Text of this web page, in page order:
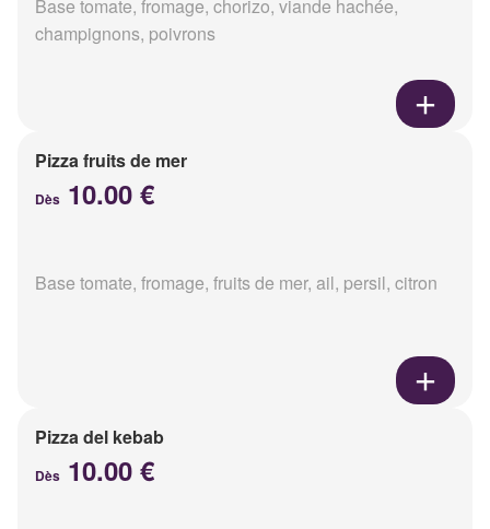
Base tomate, fromage, chorizo, viande hachée,
champignons, poivrons
Pizza fruits de mer
Dès 10.00 €
Base tomate, fromage, fruits de mer, ail, persil, citron
Pizza del kebab
Dès 10.00 €